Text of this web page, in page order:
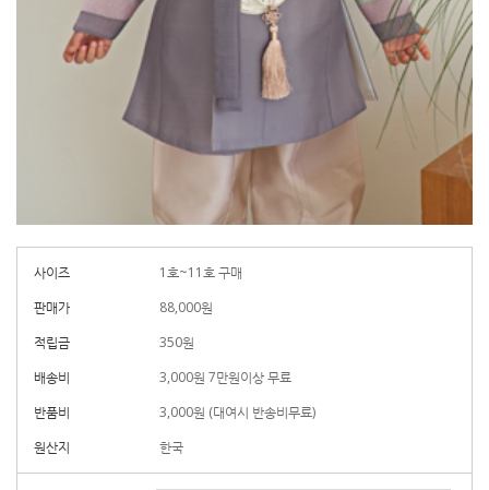
사이즈
1호~11호 구매
판매가
88,000원
적립금
350원
배송비
3,000원 7만원이상 무료
반품비
3,000원 (대여시 반송비무료)
원산지
한국